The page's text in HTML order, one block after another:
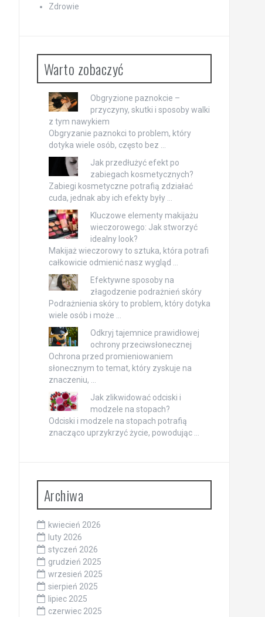
Zdrowie
Warto zobaczyć
Obgryzione paznokcie –
przyczyny, skutki i sposoby walki
z tym nawykiem
Obgryzanie paznokci to problem, który
dotyka wiele osób, często bez …
Jak przedłużyć efekt po
zabiegach kosmetycznych?
Zabiegi kosmetyczne potrafią zdziałać
cuda, jednak aby ich efekty były …
Kluczowe elementy makijażu
wieczorowego: Jak stworzyć
idealny look?
Makijaż wieczorowy to sztuka, która potrafi
całkowicie odmienić nasz wygląd …
Efektywne sposoby na
złagodzenie podrażnień skóry
Podrażnienia skóry to problem, który dotyka
wiele osób i może …
Odkryj tajemnice prawidłowej
ochrony przeciwsłonecznej
Ochrona przed promieniowaniem
słonecznym to temat, który zyskuje na
znaczeniu, …
Jak zlikwidować odciski i
modzele na stopach?
Odciski i modzele na stopach potrafią
znacząco uprzykrzyć życie, powodując …
Archiwa
kwiecień 2026
luty 2026
styczeń 2026
grudzień 2025
wrzesień 2025
sierpień 2025
lipiec 2025
czerwiec 2025